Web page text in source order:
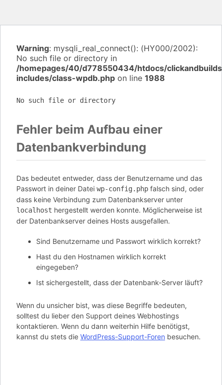
Warning: mysqli_real_connect(): (HY000/2002):
No such file or directory in
/homepages/40/d778550434/htdocs/
includes/class-wpdb.php on line 1988
No such file or directory
Fehler beim Aufbau einer
Datenbankverbindung
Das bedeutet entweder, dass der Benutzername und das
Passwort in deiner Datei wp-config.php falsch sind, oder
dass keine Verbindung zum Datenbankserver unter
localhost hergestellt werden konnte. Möglicherweise ist
der Datenbankserver deines Hosts ausgefallen.
Sind Benutzername und Passwort wirklich korrekt?
Hast du den Hostnamen wirklich korrekt
eingegeben?
Ist sichergestellt, dass der Datenbank-Server läuft?
Wenn du unsicher bist, was diese Begriffe bedeuten,
solltest du lieber den Support deines Webhostings
kontaktieren. Wenn du dann weiterhin Hilfe benötigst,
kannst du stets die WordPress-Support-Foren besuchen.